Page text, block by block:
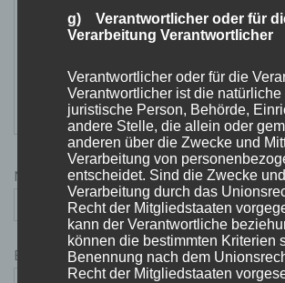
Name
E-Mail-Adresse*
g) Verantwortlicher oder für
Verarbeitung Verantwortlicher
Verantwortlicher oder für die
Verantwortlicher ist die natürliche
juristische Person, Behörde,
andere Stelle, die allein oder
anderen über die Zwecke und
Verarbeitung von
entscheidet. Sind die Zwecke
Verarbeitung durch das
Recht der Mitgliedstaaten
kann der Verantwortliche
können die bestimmten Kriterien
Benennung nach dem
Recht der Mitgliedstaaten